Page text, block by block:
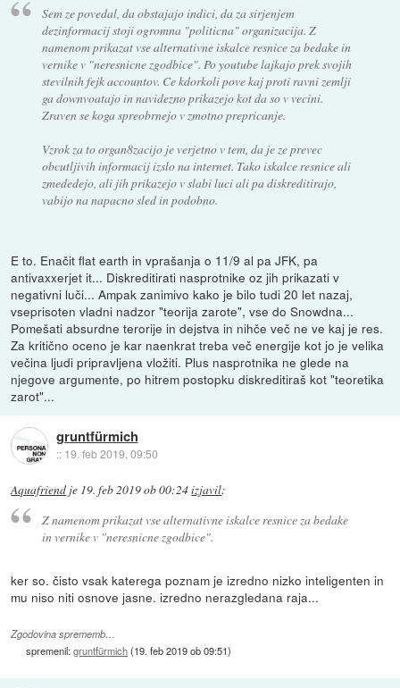
Sem ze povedal, da obstajajo indici, da za sirjenjem
dezinformacij stoji ogromna "politicna" organizacija. Z
namenom prikazat vse alternativne iskalce resnice za bedake in
vernike v "neresnicne zgodbice". Po youtube lajkajo prek svojih
stevilnih fejk accountov. Ce kdorkoli pove kaj proti ravni zemlji
ga downvoatajo in navidezno prikazejo kot da so v vecini.
Zraven se koga spreobrnejo v zmotno prepricanje.
Vzrok za to organ8zacijo je verjetno v tem, da je ze prevec
obcutljivih informacij izslo na internet. Tako iskalce resnice ali
zmededejo, ali jih prikazejo v slabi luci ali pa diskreditirajo,
vabijo na napacno sled in podobno.
E to. Enačit flat earth in vprašanja o 11/9 al pa JFK, pa
antivaxxerjet it... Diskreditirati nasprotnike oz jih prikazati v
negativni luči... Ampak zanimivo kako je bilo tudi 20 let nazaj,
vseprisoten vladni nadzor "teorija zarote", vse do Snowdna...
Pomešati absurdne terorije in dejstva in nihče več ne ve kaj je res.
Za kritično oceno je kar naenkrat treba več energije kot jo je velika
večina ljudi pripravljena vložiti. Plus nasprotnika ne glede na
njegove argumente, po hitrem postopku diskreditiraš kot "teoretika
zarot"...
gruntfürmich
:: 19. feb 2019, 09:50
Aquafriend je 19. feb 2019 ob 00:24izjavil:
Z namenom prikazat vse alternativne iskalce resnice za bedake
in vernike v "neresnicne zgodbice".
ker so. čisto vsak katerega poznam je izredno nizko inteligenten in
mu niso niti osnove jasne. izredno nerazgledana raja...
Zgodovina sprememb…
spremenil:gruntfürmich(19. feb 2019 ob 09:51)